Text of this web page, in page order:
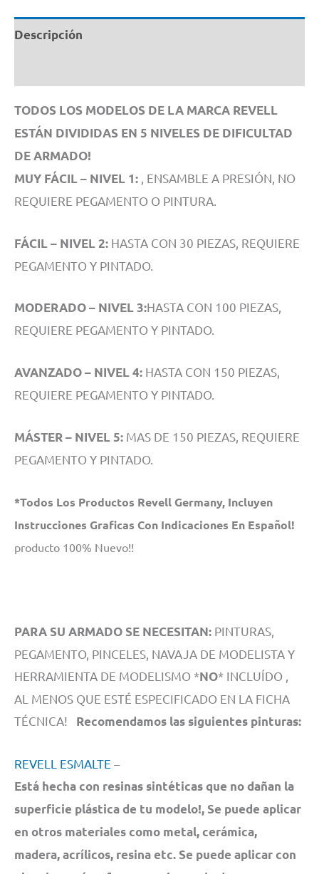
3837
1/32
Descripción
TODOS LOS MODELOS DE LA MARCA REVELL
ESTÁN DIVIDIDAS EN 5 NIVELES DE DIFICULTAD
DE ARMADO!
MUY FÁCIL – NIVEL 1: , ENSAMBLE A PRESIÓN, NO
REQUIERE PEGAMENTO O PINTURA.
FÁCIL – NIVEL 2: HASTA CON 30 PIEZAS, REQUIERE
PEGAMENTO Y PINTADO.
MODERADO – NIVEL 3:HASTA CON 100 PIEZAS,
REQUIERE PEGAMENTO Y PINTADO.
AVANZADO – NIVEL 4: HASTA CON 150 PIEZAS,
REQUIERE PEGAMENTO Y PINTADO.
MÁSTER – NIVEL 5: MAS DE 150 PIEZAS, REQUIERE
PEGAMENTO Y PINTADO.
*Todos Los Productos Revell Germany, Incluyen
Instrucciones Graficas Con Indicaciones En Español!
producto 100% Nuevo!!
PARA SU ARMADO SE NECESITAN: PINTURAS,
PEGAMENTO, PINCELES, NAVAJA DE MODELISTA Y
HERRAMIENTA DE MODELISMO *NO* INCLUÍDO ,
AL MENOS QUE ESTÉ ESPECIFICADO EN LA FICHA
TÉCNICA! Recomendamos las siguientes pinturas:
REVELL ESMALTE –
Está hecha con resinas sintéticas que no dañan la
superficie plástica de tu modelo!, Se puede aplicar
en otros materiales como metal, cerámica,
madera, acrílicos, resina etc. Se puede aplicar con